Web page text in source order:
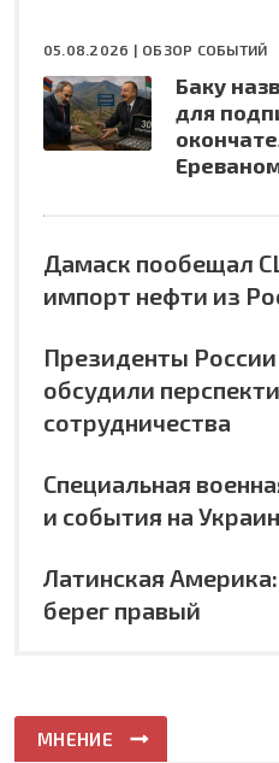
05.08.2026 | ОБЗОР СОБЫТИЙ
Баку
для
Дамаск пообещал
импорт нефти из
Президенты
обсудили
сотрудничества
Специальная
и события на
Латинская
берег правый
МНЕНИЕ